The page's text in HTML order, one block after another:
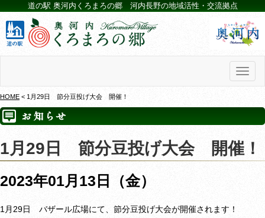
道の駅 奥河内くろまろの郷 河内長野の地域活性・交流拠点
HOME < 1月29日 節分豆投げ大会 開催！
1月29日 節分豆投げ大会 開催！
2023年01月13日（金）
1月29日 バザール広場にて、節分豆投げ大会が開催されます！